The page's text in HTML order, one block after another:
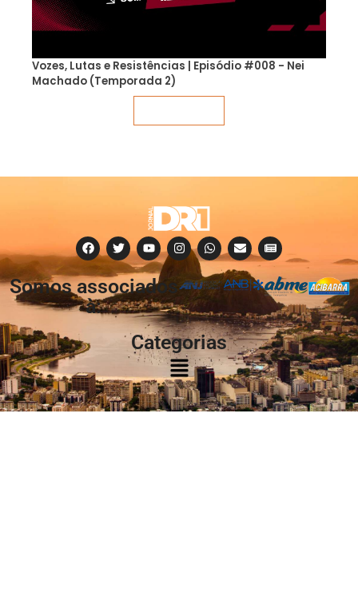
Vozes, Lutas e Resistências | Episódio #008 - Nei
Machado (Temporada 2)
Somos associados
à:
Categorias